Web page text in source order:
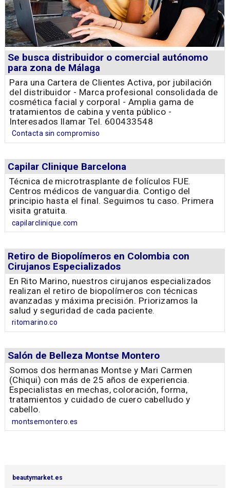
Se busca distribuidor o comercial autónomo
para zona de Málaga
Para una Cartera de Clientes Activa, por jubilación
del distribuidor - Marca profesional consolidada de
cosmética facial y corporal - Amplia gama de
tratamientos de cabina y venta público -
Interesados llamar Tel. 600433548
Contacta sin compromiso
Capilar Clinique Barcelona
Técnica de microtrasplante de folículos FUE.
Centros médicos de vanguardia. Contigo del
principio hasta el final. Seguimos tu caso. Primera
visita gratuita.
capilarclinique.com
Retiro de Biopolímeros en Colombia con
Cirujanos Especializados
En Rito Marino, nuestros cirujanos especializados
realizan el retiro de biopolímeros con técnicas
avanzadas y máxima precisión. Priorizamos la
salud y seguridad de cada paciente.
ritomarino.co
Salón de Belleza Montse Montero
Somos dos hermanas Montse y Mari Carmen
(Chiqui) con más de 25 años de experiencia.
Especialistas en mechas, coloración, forma,
tratamientos y cuidado de cuero cabelludo y
cabello.
montsemontero.es
beautymarket.es